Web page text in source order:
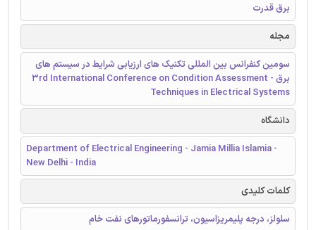
برق قدرت
مجله
سومین کنفرانس بین المللی تکنیک های ارزیابی شرایط در سیستم های
برق - 3rd International Conference on Condition Assessment
Techniques in Electrical Systems
دانشگاه
Department of Electrical Engineering - Jamia Millia Islamia -
New Delhi - India
کلمات کلیدی
سلولز، درجه پلیمریزاسیون، ترانسفورماتورهای نفت خام